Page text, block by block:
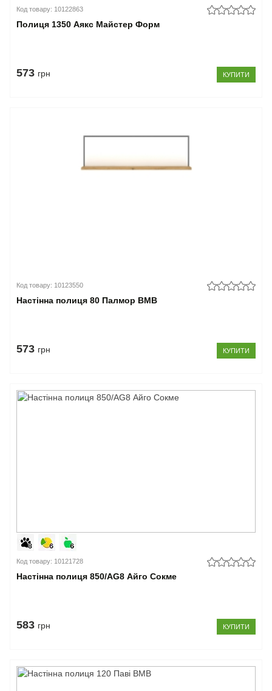
Код товару: 10122863
Полиця 1350 Аякс Майстер Форм
573 грн КУПИТИ
Код товару: 10123550
Настінна полиця 80 Палмор ВМВ
573 грн КУПИТИ
Код товару: 10121728
Настінна полиця 850/AG8 Айго Сокме
583 грн КУПИТИ